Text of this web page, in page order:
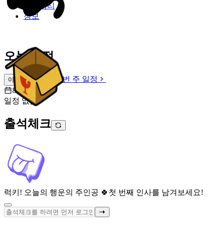
커뮤니티
정보
오늘 일정
이번 주 일정
이번 주 일정
8월 8일 [토]
일정 없음
출석체크
럭키! 오늘의 행운의 주인공 🍀 첫 번째 인사를 남겨보세요!